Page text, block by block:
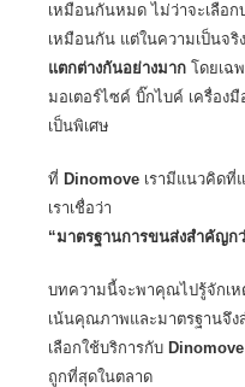
เหมือนกันหมด ไม่ว่าจะเลือ
เหมือนกัน แต่ในความเป็นจริ
แตกต่างกันอย่างมาก โดยเฉ
มอเตอร์ไซค์ บิ๊กไบค์ เครื่อง
เป็นพิเศษ
ที่ Dinomove เรามีแนวคิดที่
เราเชื่อว่า
“มาตรฐานการขนส่งสำคัญก
บทความนี้จะพาคุณไปรู้จักเห
เน้นคุณภาพและมาตรฐานจึ
เลือกใช้บริการกับ Dinomove
ถูกที่สุดในตลาด